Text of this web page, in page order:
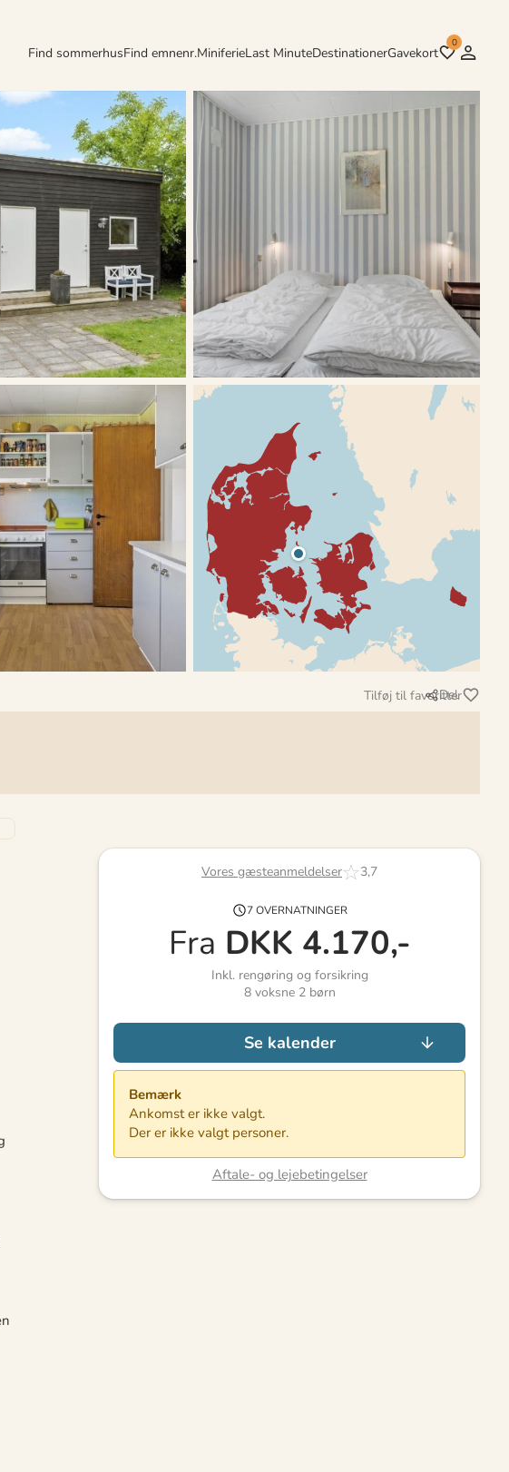
Find sommerhusFind emnenr.MiniferieLast MinuteDestinationerGavekort
0
Tilføj til favoritter
Del
Vores gæsteanmeldelser 3,7
7 OVERNATNINGER
Fra DKK 4.170,-
Inkl. rengøring og forsikring
8 voksne 2 børn
Se kalender
Bemærk
Ankomst er ikke valgt.
Der er ikke valgt personer.
Aftale- og lejebetingelser